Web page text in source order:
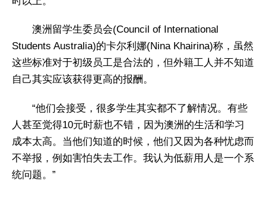
澳洲留学生委员会(Council of International
Students Australia)的卡尔利娜(Nina Khairina)称，虽然
这些标准对于初级员工是合法的，但外籍工人并不知道
自己其实应该获得更高的报酬。
“他们会接受，很多学生其实都不了解情况。有些
人甚至觉得10元时薪也不错，因为澳洲的生活和学习
成本太高。当他们知道的时候，他们又因为各种忧虑而
不举报，例如害怕失去工作。我认为低薪用人是一个系
统问题。”